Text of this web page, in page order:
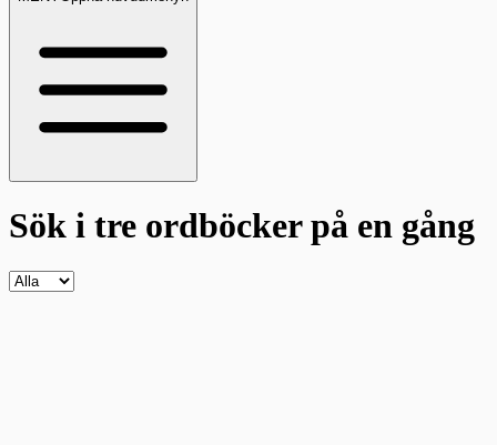
Sök i tre ordböckerpå en gång